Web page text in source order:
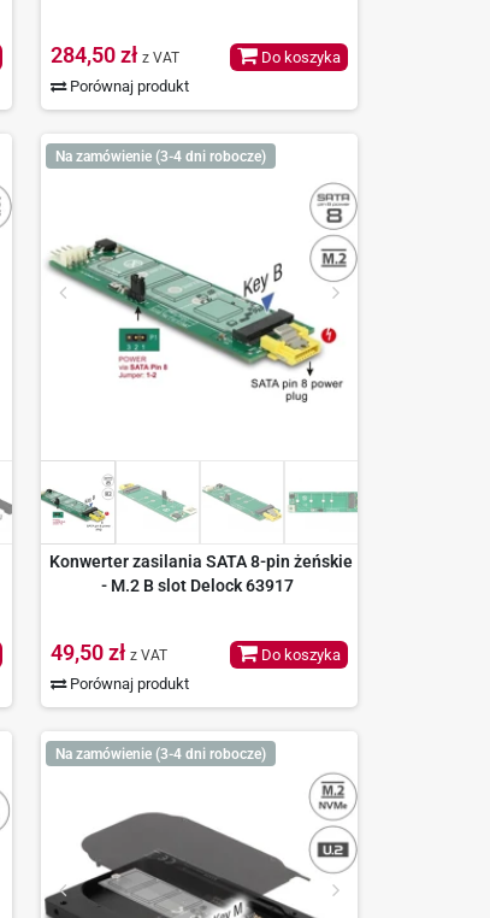
284,50 zł z VAT
Porównaj produkt
Do koszyka
Na zamówienie (3-4 dni robocze)
Konwerter zasilania SATA 8-pin żeńskie
- M.2 B slot Delock 63917
49,50 zł z VAT
Porównaj produkt
Do koszyka
Na zamówienie (3-4 dni robocze)